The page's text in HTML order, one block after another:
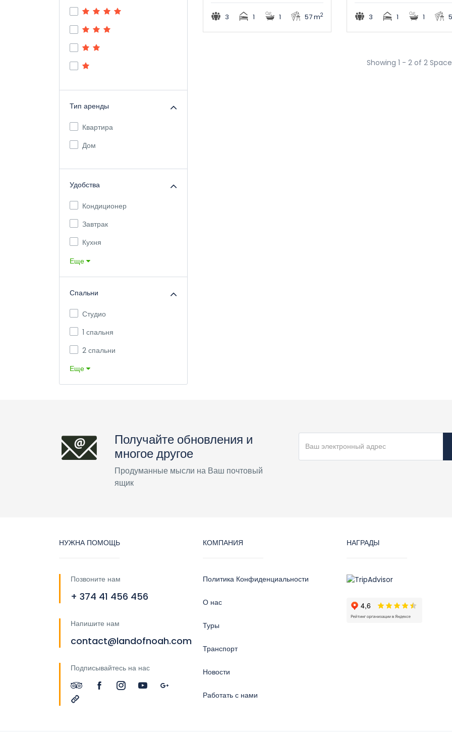
Тип аренды
Квартира
Дом
Удобства
Кондиционер
Завтрак
Кухня
Еще
Спальни
Студио
1 спальня
2 спальни
Еще
3 1 1 57 m2 3 1 1
Showing 1 - 2 of 2
Получайте обновления и
многое другое
Продуманные мысли на Ваш почтовый
ящик
НУЖНА ПОМОЩЬ
Позвоните нам
+ 374 41 456 456
Напишите нам
contact@landofnoah.com
Подписывайтесь на нас
КОМПАНИЯ
Политика Конфиденциальности
О нас
Туры
Транспорт
Новости
Работать с нами
НАГРАДЫ